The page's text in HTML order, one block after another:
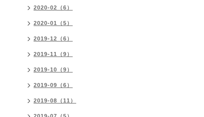
2020-02（6）
2020-01（5）
2019-12（6）
2019-11（9）
2019-10（9）
2019-09（6）
2019-08（11）